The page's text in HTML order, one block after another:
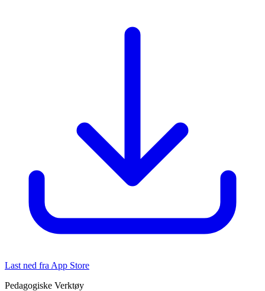
Last ned fra App Store
Pedagogiske Verktøy